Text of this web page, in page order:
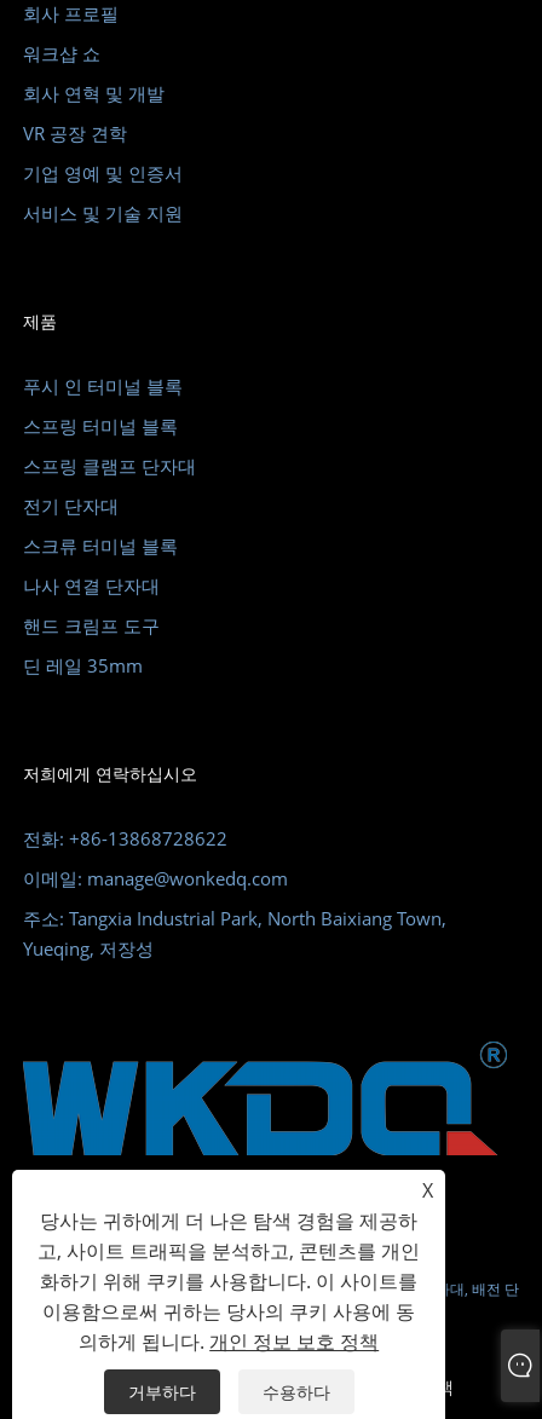
회사 프로필
워크샵 쇼
회사 연혁 및 개발
VR 공장 견학
기업 영예 및 인증서
서비스 및 기술 지원
제품
푸시 인 터미널 블록
스프링 터미널 블록
스프링 클램프 단자대
전기 단자대
스크류 터미널 블록
나사 연결 단자대
핸드 크림프 도구
딘 레일 35mm
저희에게 연락하십시오
전화: +86-13868728622
이메일: manage@wonkedq.com
주소: Tangxia Industrial Park, North Baixiang Town,
Yueqing, 저장성
저작권 © 2023 Wonke Electric CO.,Ltd. - 나사 단자대, 스프링 단자대, 배전 단
자 - All Rights Reserved.
Sitemap RSS XML 개인 정보 보호 정책
X
당사는 귀하에게 더 나은 탐색 경험을 제공하
고, 사이트 트래픽을 분석하고, 콘텐츠를 개인
화하기 위해 쿠키를 사용합니다. 이 사이트를
이용함으로써 귀하는 당사의 쿠키 사용에 동
의하게 됩니다. 개인 정보 보호 정책
거부하다 수용하다